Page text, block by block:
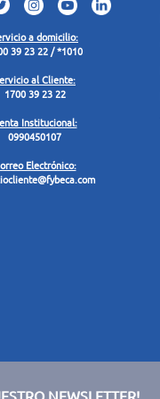
a domicilio:
39 23 22 / *1010
al Cliente:
1700 39 23 22
Institucional:
0990450107
Electrónico: